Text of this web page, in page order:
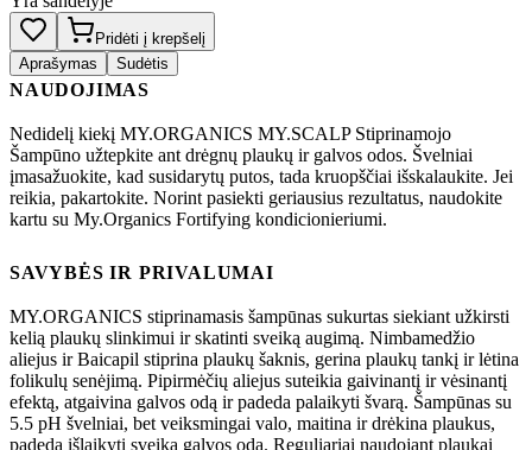
Pridėti į krepšelį
Aprašymas
Sudėtis
NAUDOJIMAS
Nedidelį kiekį MY.ORGANICS MY.SCALP Stiprinamojo
Šampūno užtepkite ant drėgnų plaukų ir galvos odos. Švelniai
įmasažuokite, kad susidarytų putos, tada kruopščiai išskalaukite. Jei
reikia, pakartokite. Norint pasiekti geriausius rezultatus, naudokite
kartu su My.Organics Fortifying kondicionieriumi.
SAVYBĖS IR PRIVALUMAI
MY.ORGANICS stiprinamasis šampūnas sukurtas siekiant užkirsti
kelią plaukų slinkimui ir skatinti sveiką augimą. Nimbamedžio
aliejus ir Baicapil stiprina plaukų šaknis, gerina plaukų tankį ir lėtina
folikulų senėjimą. Pipirmėčių aliejus suteikia gaivinantį ir vėsinantį
efektą, atgaivina galvos odą ir padeda palaikyti švarą. Šampūnas su
5.5 pH švelniai, bet veiksmingai valo, maitina ir drėkina plaukus,
padeda išlaikyti sveiką galvos odą. Reguliariai naudojant plaukai